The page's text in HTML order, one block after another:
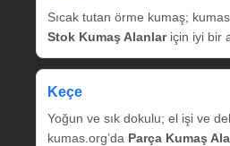
Sıcak tutan örme kumaş;
Stok Kumaş Alanlariçin iyi bir
Keçe
Yoğun ve sık dokulu; el işi ve
kumas.org’da Parça Kumaş